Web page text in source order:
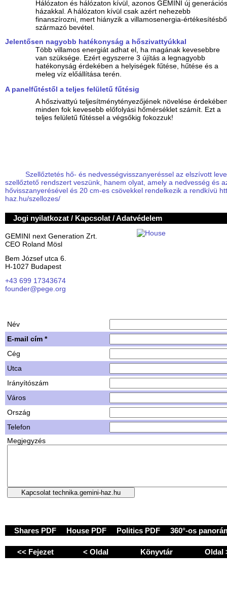
Hálózaton és hálózaton kívül, azonos GEMINI új generációs
házakkal. A hálózaton kívül csak azért nehezebb
finanszírozni, mert hiányzik a villamosenergia-
származó bevétel.
Jelentősen nagyobb hatékonyság a hőszivattyúkkal
Több villamos energiát adhat el, ha magának kevesebbre
van szüksége. Ezért egyszerre 3 újítás a legnagyobb
hatékonyság érdekében a helyiségek fűtése, hűtése és a
meleg víz előállítása terén.
A panelfűtéstől a teljes felületű fűtésig
A hőszivattyú teljesítménytényezőjének növelése
minden fok kevesebb előfolyási hőmérséklet számít. Ezt a
teljes felületű fűtéssel a végsőkig fokozzuk!
Szellőztetés hő- és nedvességvisszanyeréssel az elszívott
szellőztető rendszert veszünk, hanem olyat, amely a nedvesség és
hővisszanyerésével és 20 cm-es csövekkel rendelkezik a rendkívü
haz.hu/szellozes/
Shares PDF House PDF Politics PDF 360°-os
Jogi nyilatkozat / Kapcsolat / Adatvédelem
GEMINI next Generation Zrt.
CEO Roland Mösl
Bem József utca 6.
H-1027 Budapest
+43 699 17343674
founder@pege.org
Név
E-mail cím *
Cég
Utca
Irányítószám
Város
Ország
Telefon
Megjegyzés
<< Fejezet < Oldal Könyvtár